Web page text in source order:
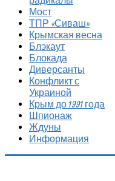
Мост
ТПР «Сиваш»
Крымская весна
Блэкаут
Блокада
Диверсанты
Конфликт с
Украиной
Крым до 1991 года
Шпионаж
Ждуны
Информация